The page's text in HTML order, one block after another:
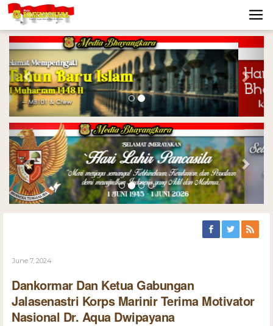
Previous Next
Previous Next
June 7, 2024
Dankormar Dan Ketua Gabungan
Jalasenastri Korps Marinir Terima Motivator
Nasional Dr. Aqua Dwipayana